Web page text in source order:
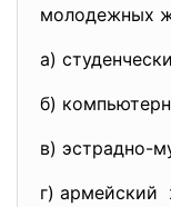
молодежных
а)
б)
в) эстрадно-
г) армейский